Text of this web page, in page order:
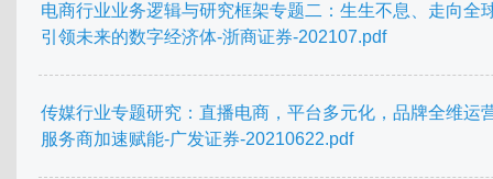
电商行业业务逻辑与研究框架专题二：生生不息、走向全
引领未来的数字经济体-浙商证券-202107.pdf
传媒行业专题研究：直播电商，平台多元化，品牌全维运
服务商加速赋能-广发证券-20210622.pdf